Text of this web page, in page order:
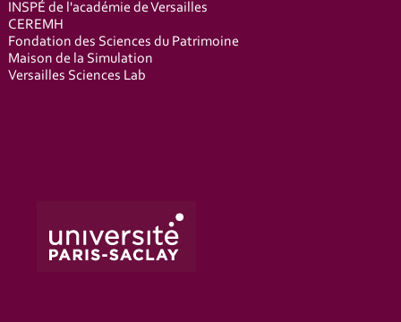
INSPÉ de l'académie de Versailles
CEREMH
Fondation des Sciences du Patrimoine
Maison de la Simulation
Versailles Sciences Lab